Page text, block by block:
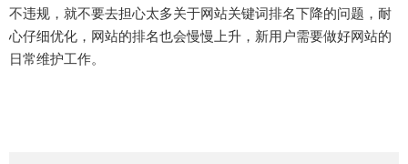
不违规，就不要去担心太多关于网站关键词排名下降的问题，耐
心仔细优化，网站的排名也会慢慢上升，新用户需要做好网站的
日常维护工作。